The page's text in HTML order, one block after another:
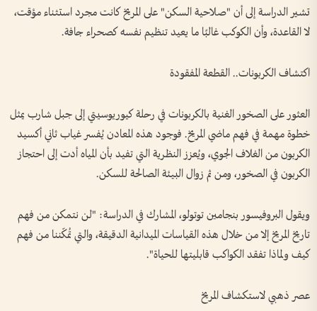
تشير الدراسة إلى أن "صلاحية السكن" على المريخ كانت مجرد استثناء مؤقت،
لا القاعدة، وأن الكوكب غالبًا ما يعيد تنظيم نفسه كصحراء جافة.
اكتشاف الكربونات.. القطعة المفقودة
العثور على الصخور الغنية بالكربونات في رحلة كيوريوسيتي إلى جبل شارب يمثل
خطوة مهمة في فهم ماضي المريخ. فوجود هذه المعادن يُفسر غياب ثاني أكسيد
الكربون من الغلاف الجوي، ويُعزز النظرية التي تفيد بأن المياه أدت إلى احتجاز
الكربون في الصخور، ومن ثم زوال البيئة الصالحة للسكن.
ويقول البروفيسور بنجامين توتولو، المشارك في الدراسة: "لن نتمكن من فهم
تاريخ المريخ إلا من خلال هذه القياسات الميدانية الدقيقة، والتي تُمكّننا من فهم
كيف ولماذا تفقد الكواكب قابليتها للحياة".
عصر ذهبي لاستكشاف المريخ